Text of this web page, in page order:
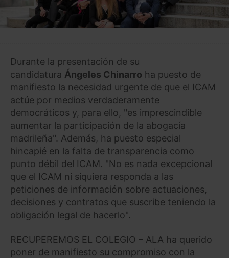
Durante la presentación de su
candidatura Ángeles Chinarro ha puesto de
manifiesto la necesidad urgente de que el ICAM
actúe por medios verdaderamente
democráticos y, para ello, "es imprescindible
aumentar la participación de la abogacía
madrileña". Además, ha puesto especial
hincapié en la falta de transparencia como
punto débil del ICAM. "No es nada excepcional
que el ICAM ni siquiera responda a las
peticiones de información sobre actuaciones,
decisiones y contratos que suscribe teniendo la
obligación legal de hacerlo".
RECUPEREMOS EL COLEGIO – ALA ha querido
poner de manifiesto su compromiso con la